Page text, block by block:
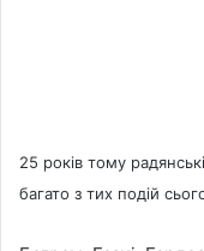
25 років тому
багато з тих подій